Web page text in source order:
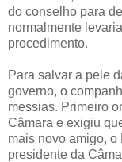
do conselho para
normalmente
procedimento.
Para salvar a pele
governo, o
messias. Primeiro
Câmara e exigiu
mais novo amigo,
presidente da